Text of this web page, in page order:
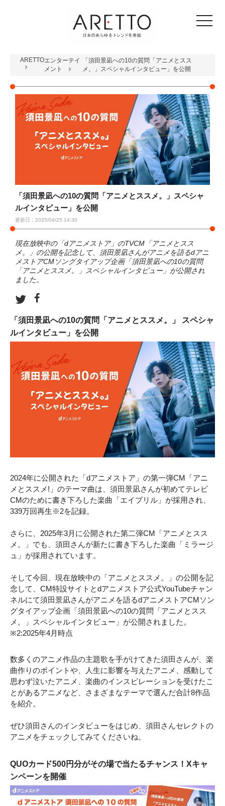
toggle
ARETTOエンターテイ
メント
「須田景凪への10の質問「アニメとスス
メ。」スペシャルインタビュー」を公開
「須田景凪への10の質問「アニメとススメ。」スペシャ
ルインタビュー」を公開
更新日：2025/04/25 14:30
現在放映中の「dアニメストア」のTVCM「アニメとスス
メ。」の公開を記念して、須田景凪さんがアニメを語るdアニ
メストアCMソングタイアップ企画「須田景凪への10の質問
「アニメとススメ。」スペシャルインタビュー」が公開され
ました。
「須田景凪への10の質問「アニメとススメ。」 スペシャ
ルインタビュー」を公開
2024年に公開された「dアニメストア」の第一弾CM「アニ
メとススメ!」のテーマ曲は、須田景凪さんが初めてテレビ
CMのために書き下ろした楽曲「エイプリル」が採用され、
339万回再生※2を記録。
さらに、2025年3月に公開された第二弾CM「アニメとスス
メ。」でも、須田さんが新たに書き下ろした楽曲「ミラージ
ュ」が採用されています。
そして今回、現在放映中の「アニメとススメ。」の公開を記
念して、CM特設サイトとdアニメストア公式YouTubeチャン
ネルにて須田景凪さんがアニメを語るdアニメストアCMソン
グタイアップ企画「須田景凪への10の質問「アニメとスス
メ。」スペシャルインタビュー」が公開されました。
※2:2025年4月時点
数多くのアニメ作品の主題歌を手がけてきた須田さんが、楽
曲作りのポイントや、人生に影響を与えたアニメ、感動して
思わず泣いたアニメ、楽曲のインスピレーションを受けたこ
とがあるアニメなど、さまざまなテーマで選んだ合計8作品
を紹介。
ぜひ須田さんのインタビューをはじめ、須田さんセレクトの
アニメをチェックしてみてくださいね。
QUOカード500円分がその場で当たるチャンス！Xキャ
ンペーンを開催